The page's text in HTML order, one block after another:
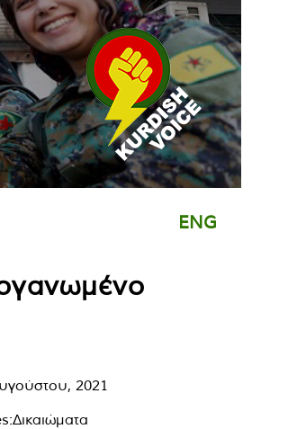
ENG
2021
Δικαιώματα